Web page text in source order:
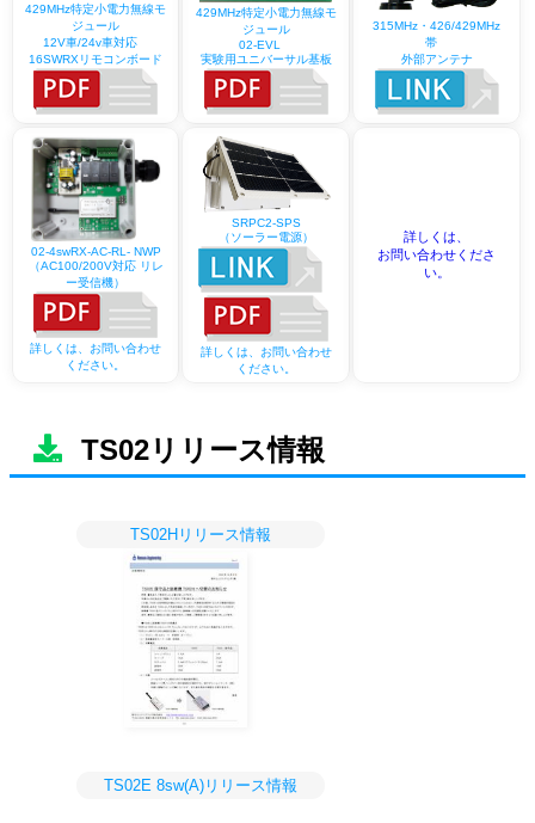
429MHz特定小電力無線モ
ジュール
12V車/24v車対応
16SWRXリモコンボード
429MHz特定小電力無線モ
ジュール
02-EVL
実験用ユニバーサル基板
315MHz・426/429MHz
帯
外部アンテナ
02-4swRX-AC-RL- NWP
（AC100/200V対応 リレ
ー受信機）
詳しくは、お問い合わせ
ください。
SRPC2-SPS
（ソーラー電源）
詳しくは、お問い合わせ
ください。
詳しくは、
お問い合わせくださ
い。
TS02リリース情報